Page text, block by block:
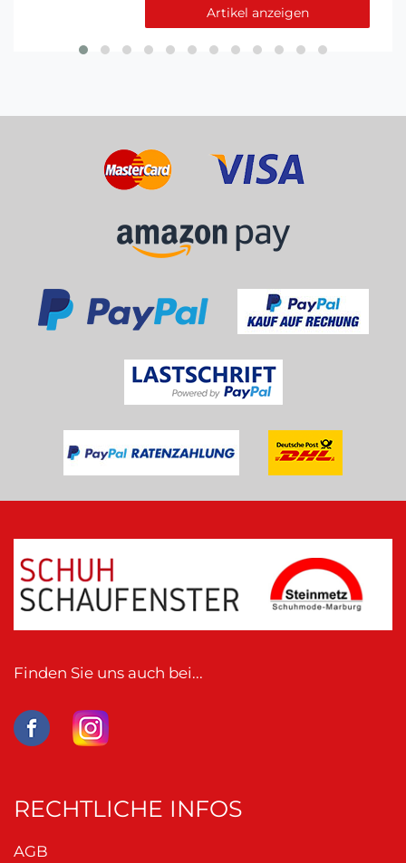
Artikel anzeigen
Finden Sie uns auch bei...
RECHTLICHE INFOS
AGB